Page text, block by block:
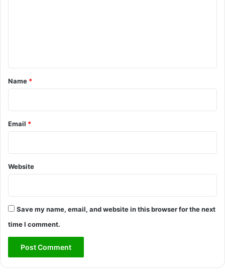
*
Name *
Email *
Website
Save my name, email, and website in this browser for the next
time I comment.